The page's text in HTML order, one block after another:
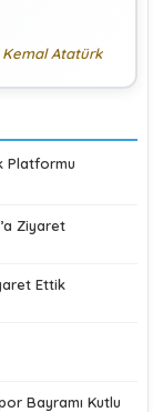
Atatürk
Platformu
Ziyaret
Ettik
Bayramı Kutlu